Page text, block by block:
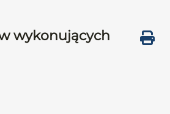
wykonujących